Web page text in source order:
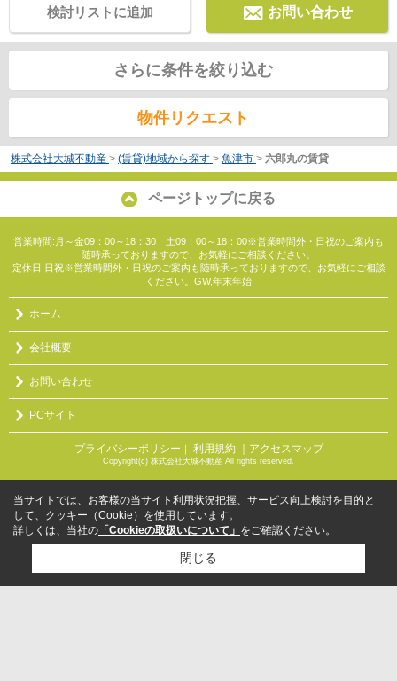
お問い合わせ
検討リストに追加
さらに条件を絞り込む
物件リクエスト
株式会社大城不動産 > (賃貸)地域から探す > 魚津市 > 六郎丸の賃貸
ページトップに戻る
営業時間:月～金09：00～18：30 土09：00～18：00※営業時間外・日祝のご案内も
随時承っておりますので、お気軽にご相談ください。
定休日:日祝※営業時間外・日祝のご案内も随時承っておりますので、お気軽にご相談
ください。GW,年末年始
ホーム
会社概要
お問い合わせ
PCサイト
プライバシーポリシー ｜ 利用規約 ｜アクセスマップ
Copyright(c) 株式会社大城不動産 All rights reserved.
当サイトでは、お客様の当サイト利用状況把握、サービス向上検討を目的と
して、クッキー（Cookie）を使用しています。
詳しくは、当社の 「Cookieの取扱いについて」 をご確認ください。
閉じる